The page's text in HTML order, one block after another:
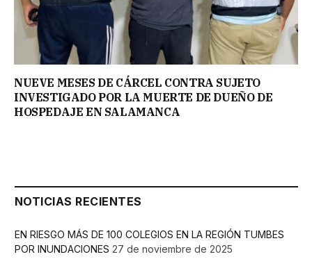
NUEVE MESES DE CÁRCEL CONTRA SUJETO
INVESTIGADO POR LA MUERTE DE DUEÑO DE
HOSPEDAJE EN SALAMANCA
NOTICIAS RECIENTES
EN RIESGO MÁS DE 100 COLEGIOS EN LA REGIÓN TUMBES
POR INUNDACIONES 27 de noviembre de 2025